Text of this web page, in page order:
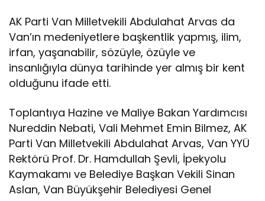
AK Parti Van Milletvekili Abdulahat Arvas da
Van’ın medeniyetlere başkentlik yapmış, ilim,
irfan, yaşanabilir, sözüyle, özüyle ve
insanlığıyla dünya tarihinde yer almış bir kent
olduğunu ifade etti.
Toplantıya Hazine ve Maliye Bakan Yardımcısı
Nureddin Nebati, Vali Mehmet Emin Bilmez, AK
Parti Van Milletvekili Abdulahat Arvas, Van YYÜ
Rektörü Prof. Dr. Hamdullah Şevli, İpekyolu
Kaymakamı ve Belediye Başkan Vekili Sinan
Aslan, Van Büyükşehir Belediyesi Genel